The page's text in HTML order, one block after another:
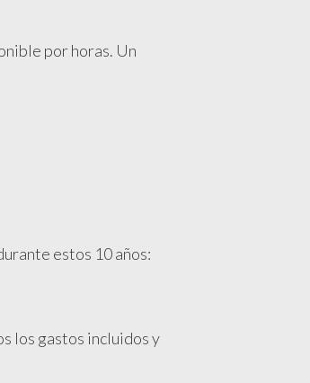
por horas. Un
estos 10 años:
los gastos incluidos y